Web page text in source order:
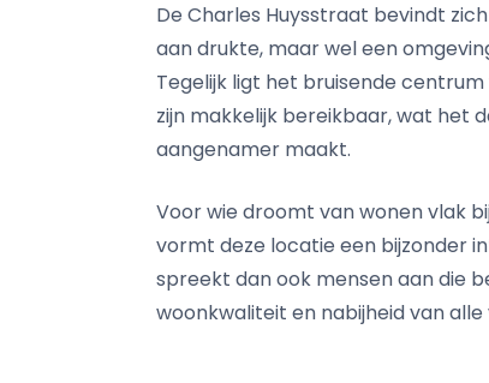
De Charles Huysstraat bevindt
aan drukte, maar wel een
Tegelijk ligt het bruisende
zijn makkelijk bereikbaar, wat het
aangenamer maakt.
Voor wie droomt van wonen vlak
vormt deze locatie een bijzonder
spreekt dan ook mensen aan die
woonkwaliteit en nabijheid van alle